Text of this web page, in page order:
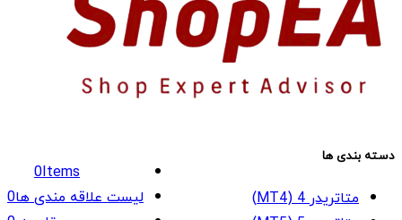
0Items
لیست علاقه مندی ها0
دسته بندی ها
متاتریدر 4 (MT4)